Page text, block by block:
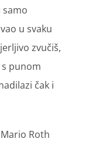
samo
u svaku
zvučiš,
punom
čak i
Roth